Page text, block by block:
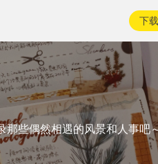
下载
那些偶然相遇的风景和人事吧